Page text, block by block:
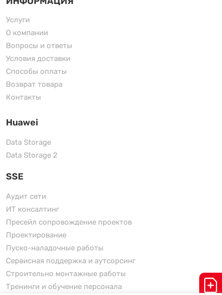
Услуги
О компании
Вопросы и ответы
Условия доставки
Способы оплаты
Возврат товара
Контакты
Huawei
Data Storage
Data Storage 2
SSE
Аудит сети
ИТ консалтинг
Пресейл сопровождение проектов
Проектирование
Пуско-наладочные работы
Сервисная поддержка и аутсорсинг
Строительно монтажные работы
Тренинги и обучение персонала